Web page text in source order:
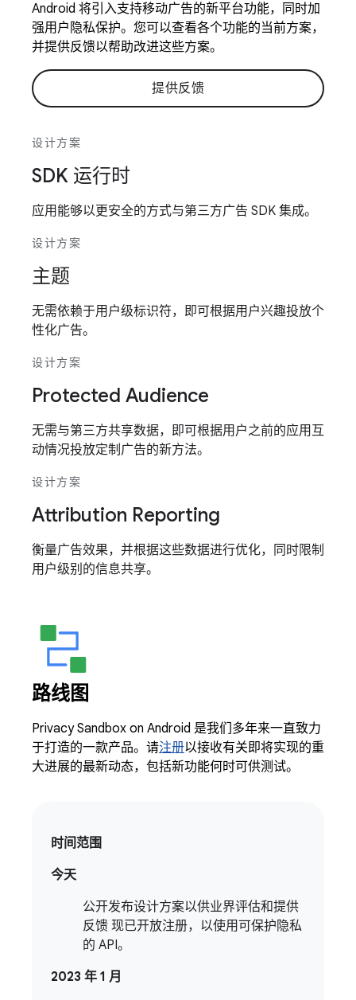
Android 将引入支持移动广告的新平台功能，同时加
强用户隐私保护。您可以查看各个功能的当前方案，
并提供反馈以帮助改进这些方案。
提供反馈
设计方案
SDK 运行时
应用能够以更安全的方式与第三方广告 SDK 集成。
设计方案
主题
无需依赖于用户级标识符，即可根据用户兴趣投放个
性化广告。
设计方案
Protected Audience
无需与第三方共享数据，即可根据用户之前的应用互
动情况投放定制广告的新方法。
设计方案
Attribution Reporting
衡量广告效果，并根据这些数据进行优化，同时限制
用户级别的信息共享。
路线图
Privacy Sandbox on Android 是我们多年来一直致力
于打造的一款产品。请注册以接收有关即将实现的重
大进展的最新动态，包括新功能何时可供测试。
时间范围
今天
公开发布设计方案以供业界评估和提供
反馈 现已开放注册，以使用可保护隐私
的 API。
2023 年 1 月